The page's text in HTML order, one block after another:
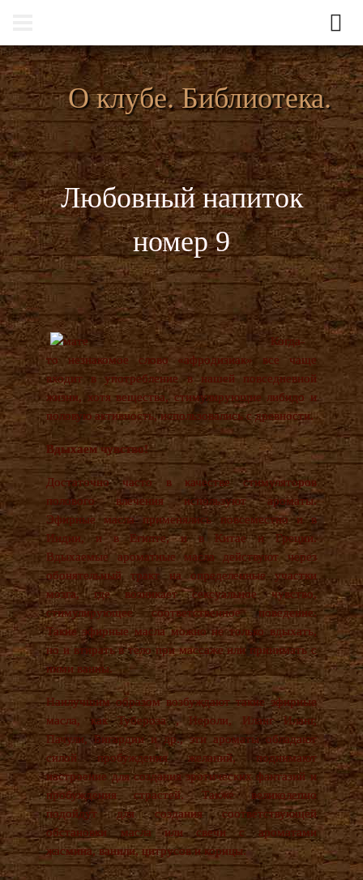
О клубе. Библиотека.
Любовный напиток
номер 9
Когда-
то незнакомое слово «афродизиак» все чаще
входит в употребление в нашей повседневной
жизни, хотя вещества, стимулирующие либидо и
половую активность, использовались с древности.
Вдыхаем чувство!
Достаточно часто в качестве стимуляторов
полового влечения используют ароматы.
Эфирные масла применялись повсеместно и в
Индии, и в Египте, и в Китае и Греции.
Вдыхаемые ароматные масла действуют через
обонятельный тракт на определенные участки
мозга, где возникает сексуальное чувство,
стимулирующее соответственное поведение.
Такие эфирные масла можно не только вдыхать,
но и втирать в тело при массаже или принимать с
ними ванны.
Наилучшим образом возбуждают такие эфирные
масла, как Тубероза , Нероли, Иланг Иланг,
Пачули, Бигардии и др., эти ароматы обладают
силой пробуждения желаний, поднимают
настроение для создания эротических фантазий и
пробуждения страстей. Также великолепно
подойдут для создания соответствующей
обстановки масла или свечи с ароматами
жасмина, ванили, цитрусов и корицы.